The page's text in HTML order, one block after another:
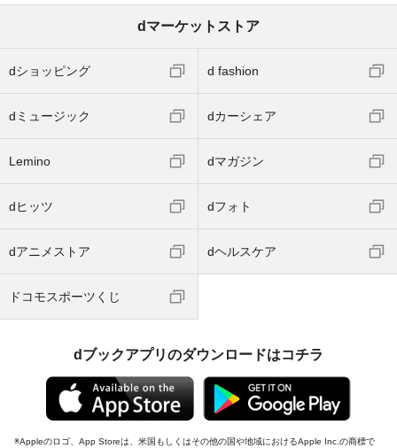
dマーケットストア
dショッピング d fashion
dミュージック dカーシェア
Lemino dマガジン
dヒッツ dフォト
dアニメストア dヘルスケア
ドコモスポーツくじ
dブックアプリのダウンロードはコチラ
Appleのロゴ、App Storeは、米国もしくはその他の国や地域におけるApple Inc.の商標で